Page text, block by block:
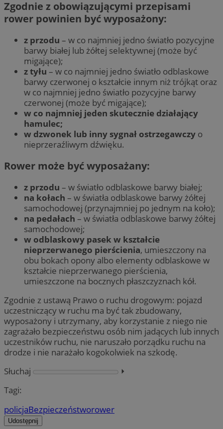
Zgodnie z obowiązującymi przepisami
rower powinien być wyposażony:
z przodu – w co najmniej jedno światło pozycyjne
barwy białej lub żółtej selektywnej (może być
migające);
z tyłu – w co najmniej jedno światło odblaskowe
barwy czerwonej o kształcie innym niż trójkąt oraz
w co najmniej jedno światło pozycyjne barwy
czerwonej (może być migające);
w co najmniej jeden skutecznie działający
hamulec;
w dzwonek lub inny sygnał ostrzegawczy o
nieprzeraźliwym dźwięku.
Rower może być wyposażany:
z przodu – w światło odblaskowe barwy białej;
na kołach – w światła odblaskowe barwy żółtej
samochodowej (przynajmniej po jednym na koło);
na pedałach – w światła odblaskowe barwy żółtej
samochodowej;
w odblaskowy pasek w kształcie
nieprzerwanego pierścienia, umieszczony na
obu bokach opony albo elementy odblaskowe w
kształcie nieprzerwanego pierścienia,
umieszczone na bocznych płaszczyznach kół.
Zgodnie z ustawą Prawo o ruchu drogowym: pojazd
uczestniczący w ruchu ma być tak zbudowany,
wyposażony i utrzymany, aby korzystanie z niego nie
zagrażało bezpieczeństwu osób nim jadących lub innych
uczestników ruchu, nie naruszało porządku ruchu na
drodze i nie narażało kogokolwiek na szkodę.
Słuchaj
⏵︎
Tagi:
policjaBezpieczeństworower
Udostępnij